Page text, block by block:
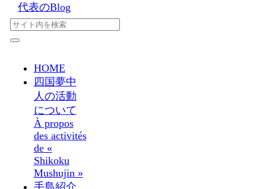
代表のBlog
HOME
四国夢中
人の活動
について
À propos
des activités
de «
Shikoku
Mushujin »